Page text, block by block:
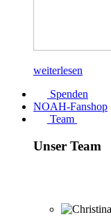
weiterlesen
Spenden
NOAH-Fanshop
Team
Unser Team